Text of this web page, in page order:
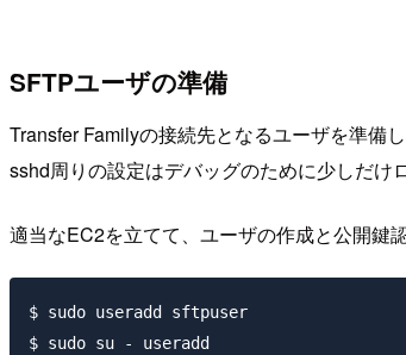
SFTPユーザの準備
Transfer Familyの接続先となるユーザを準備し
sshd周りの設定はデバッグのために少しだけ
適当なEC2を立てて、ユーザの作成と公開鍵
$ sudo useradd sftpuser
$ sudo su - useradd